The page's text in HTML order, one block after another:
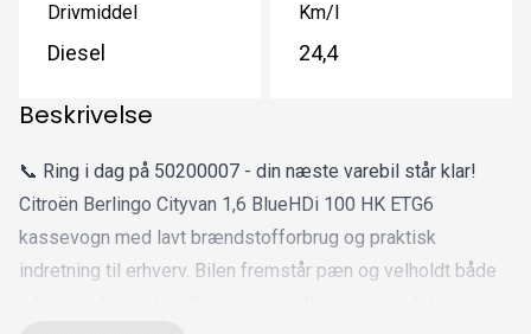
Drivmiddel
Diesel
Km/l
24,4
Beskrivelse
📞 Ring i dag på 50200007 - din næste varebil står klar!
Citroën Berlingo Cityvan 1,6 BlueHDi 100 HK ETG6
kassevogn med lavt brændstofforbrug og praktisk
indretning til erhverv. Bilen fremstår pæn og velholdt både